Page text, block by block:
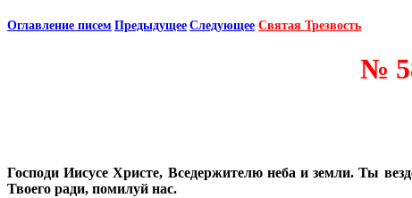
Оглавление писем Предыдущее Следующее Святая Трезвость
№
Господи Иисусе Христе, Вседержителю неба и земли. Ты
Твоего ради, помилуй нас.